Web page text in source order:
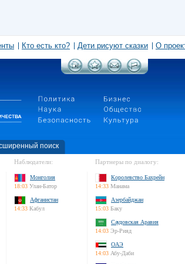
Кто есть кто? Дети рисуют сказки О
поиск
Наблюдатели:
Монголия
18:03 Улан-Батор
Афганистан
14:33 Кабул
Партнеры по диалогу:
Королевство Бахрейн
14:33 Манама
Азербайджан
15:03 Баку
Саудовская Аравия
14:03 Эр-Рияд
ОАЭ
14:03 Абу-Даби